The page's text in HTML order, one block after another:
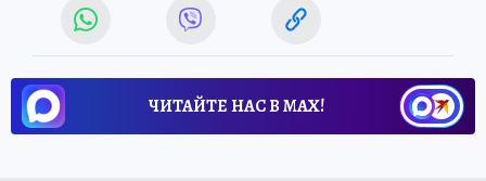
ЧИТАЙТЕ НАС В МАХ!